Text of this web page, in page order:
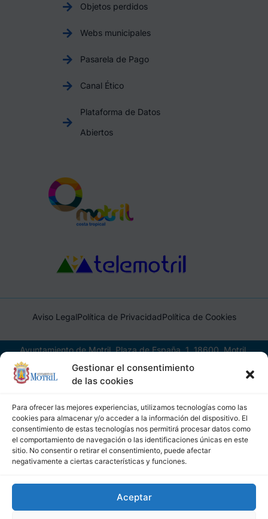
Gestionar el consentimiento
de las cookies
Para ofrecer las mejores experiencias, utilizamos tecnologías como las
cookies para almacenar y/o acceder a la información del dispositivo. El
consentimiento de estas tecnologías nos permitirá procesar datos como
el comportamiento de navegación o las identificaciones únicas en este
sitio. No consentir o retirar el consentimiento, puede afectar
negativamente a ciertas características y funciones.
Aceptar
Objetos perdidos
Webs municipales
Pasarela de Pago
Canal Ético
Plataforma de Datos
Abiertos
Aviso LegalPolítica de PrivacidadPolítica de Cookies
Ayuntamiento de Motril, Plaza de España, 1, 18600, Motril,
(Granada), CIF: P1814200J, DIR3: L01181400